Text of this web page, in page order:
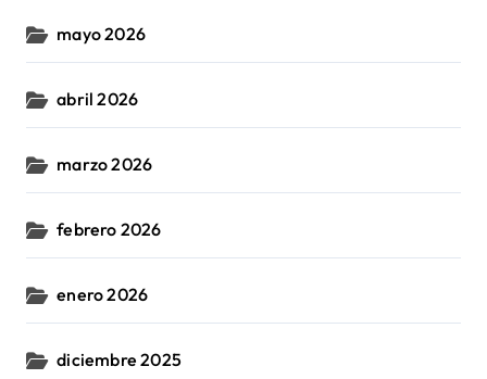
mayo 2026
abril 2026
marzo 2026
febrero 2026
enero 2026
diciembre 2025